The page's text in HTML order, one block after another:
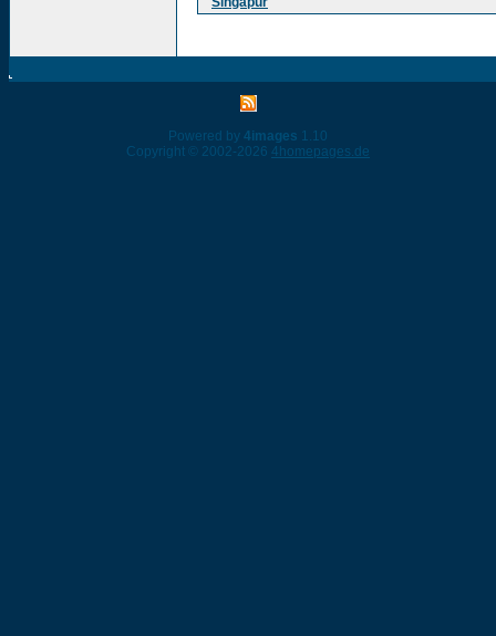
Powered by 4images 1.10
Copyright © 2002-2026 4homepages.de